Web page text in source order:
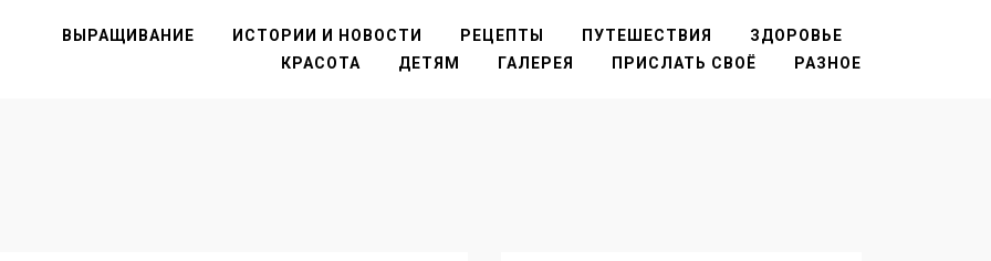
ВЫРАЩИВАНИЕ ИСТОРИИ И НОВОСТИ РЕЦЕПТЫ ПУТЕШЕСТВИЯ
ЗДОРОВЬЕ
КРАСОТА
ДЕТЯМ ГАЛЕРЕЯ ПРИСЛАТЬ СВОЁ РАЗНОЕ